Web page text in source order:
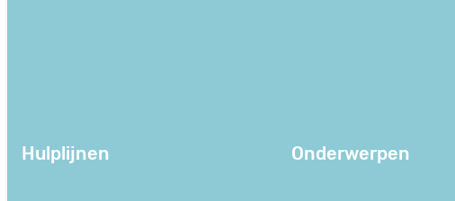
Hulplijnen Onderwerpen